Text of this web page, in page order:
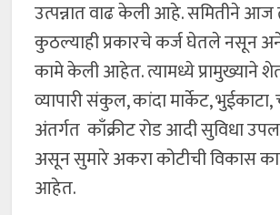
उत्पन्नात वाढ केली आहे. समितीने आज
कुठल्याही प्रकारचे कर्ज घेतले नसून
कामे केली आहेत. त्यामध्ये प्रामुख्याने
व्यापारी संकुल, कांदा मार्केट, भुईकाटा,
अंतर्गत काँक्रीट रोड आदी सुविधा
असून सुमारे अकरा कोटीची विकास
आहेत.